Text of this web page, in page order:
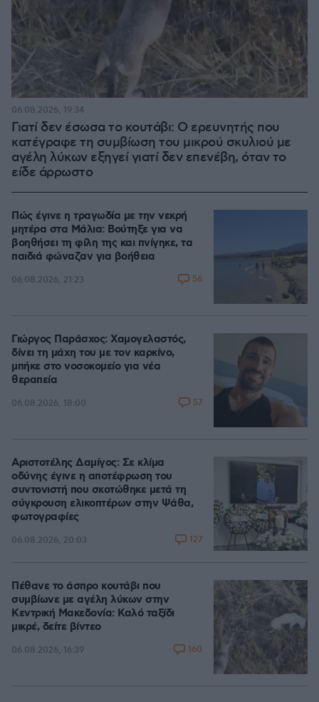
Γιατί δεν έσωσα το κουτάβι: Ο ερευνητής που
κατέγραφε τη συμβίωση του μικρού σκυλιού με
αγέλη λύκων εξηγεί γιατί δεν επενέβη, όταν το
είδε άρρωστο
06.08.2026, 19:34
Πώς έγινε η τραγωδία με την νεκρή
μητέρα στα Μάλια: Βούτηξε για να
βοηθήσει τη φίλη της και πνίγηκε, τα
παιδιά φώναζαν για βοήθεια
06.08.2026, 21:23 56
Γιώργος Παράσχος: Χαμογελαστός,
δίνει τη μάχη του με τον καρκίνο,
μπήκε στο νοσοκομείο για νέα
θεραπεία
06.08.2026, 18:00 57
Αριστοτέλης Δαμίγος: Σε κλίμα
οδύνης έγινε η αποτέφρωση του
συντονιστή που σκοτώθηκε μετά τη
σύγκρουση ελικοπτέρων στην Ψάθα,
φωτογραφίες
06.08.2026, 20:03 127
Πέθανε το άσπρο κουτάβι που
συμβίωνε με αγέλη λύκων στην
Κεντρική Μακεδονία: Καλό ταξίδι
μικρέ, δείτε βίντεο
06.08.2026, 16:39 160